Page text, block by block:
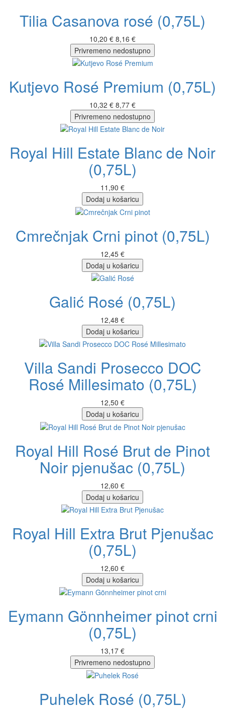
Tilia Casanova rosé (0,75L)
10,20 € 8,16 €
Privremeno nedostupno
Kutjevo Rosé Premium (0,75L)
10,32 € 8,77 €
Privremeno nedostupno
Royal Hill Estate Blanc de Noir
(0,75L)
11,90 €
Dodaj u košaricu
Cmrečnjak Crni pinot (0,75L)
12,45 €
Dodaj u košaricu
Galić Rosé (0,75L)
12,48 €
Dodaj u košaricu
Villa Sandi Prosecco DOC
Rosé Millesimato (0,75L)
12,50 €
Dodaj u košaricu
Royal Hill Rosé Brut de Pinot
Noir pjenušac (0,75L)
12,60 €
Dodaj u košaricu
Royal Hill Extra Brut Pjenušac
(0,75L)
12,60 €
Dodaj u košaricu
Eymann Gönnheimer pinot crni
(0,75L)
13,17 €
Privremeno nedostupno
Puhelek Rosé (0,75L)